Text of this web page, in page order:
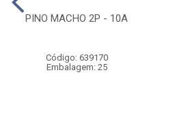
PINO MACHO 2P - 10A
Código: 639170
Embalagem: 25